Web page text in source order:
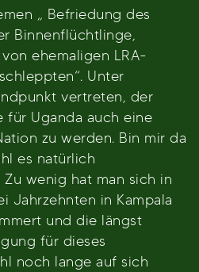
„ Befriedung des
Binnenflüchtlinge,
ehemaligen LRA-
Unter
vertreten, der
für Uganda auch eine
zu werden. Bin mir da
es natürlich
wenig hat man sich in
Jahrzehnten in Kampala
und die längst
für dieses
noch lange auf sich